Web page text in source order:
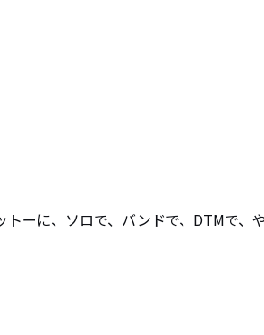
ーに、ソロで、バンドで、DTMで、